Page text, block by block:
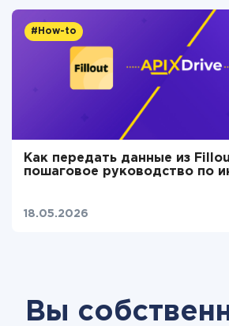
#How-to
Как передать данные из
пошаговое руководство по
18.05.2026
Вы